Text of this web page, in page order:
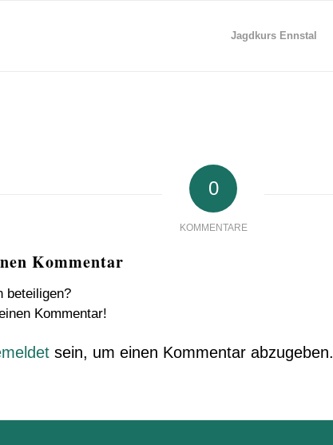
Jagdkurs Ennstal
0
KOMMENTARE
Kommentar
beteiligen?
Kommentar!
sein, um einen Kommentar abzugeben.